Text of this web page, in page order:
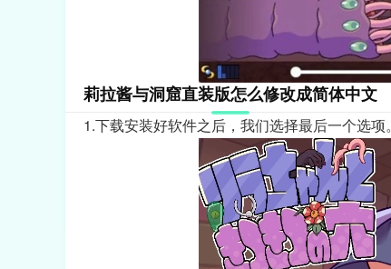
莉拉酱与洞窟直装版怎么修改成简体中文
1.下载安装好软件之后，我们选择最后一个选项。